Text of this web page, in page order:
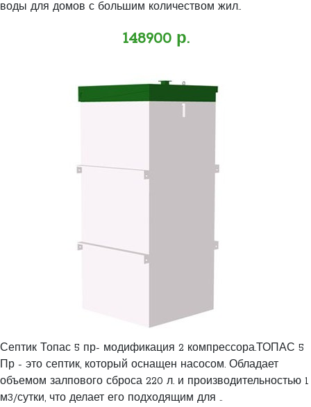
воды для домов с большим количеством жил..
148900 р.
Септик Топас 5 пр- модификация 2 компрессора.ТОПАС 5
Пр - это септик, который оснащен насосом. Обладает
объемом залпового сброса 220 л. и производительностью 1
м3/сутки, что делает его подходящим для ..